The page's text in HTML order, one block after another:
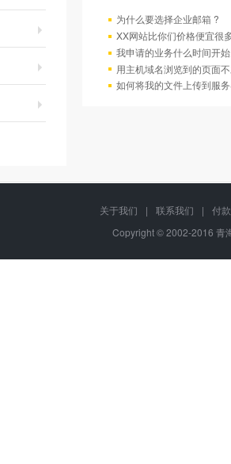
为什么要选择企业邮箱 ?
XX网站比你们价格便宜很
我申请的业务什么时间开
用主机域名浏览到的页面
如何将我的文件上传到服
关于我们 | 联系我们 |
付
Copyright © 2002-2016 青